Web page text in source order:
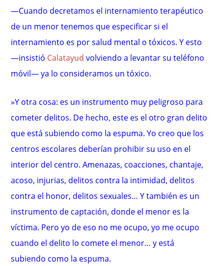
—Cuando decretamos el internamiento terapéutico
de un menor tenemos que especificar si el
internamiento es por salud mental o tóxicos. Y esto
—insistió Calatayud volviendo a levantar su teléfono
móvil— ya lo consideramos un tóxico.
»Y otra cosa: es un instrumento muy peligroso para
cometer delitos. De hecho, este es el otro gran delito
que está subiendo como la espuma. Yo creo que los
centros escolares deberían prohibir su uso en el
interior del centro. Amenazas, coacciones, chantaje,
acoso, injurias, delitos contra la intimidad, delitos
contra el honor, delitos sexuales… Y también es un
instrumento de captación, donde el menor es la
víctima. Pero yo de eso no me ocupo, yo me ocupo
cuando el delito lo comete el menor… y está
subiendo como la espuma.